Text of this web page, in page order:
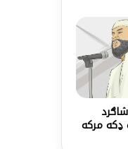
ډکه مرکه